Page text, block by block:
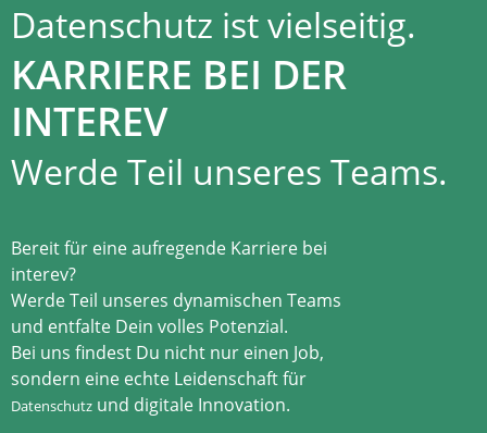
Datenschutz ist vielseitig.
KARRIERE BEI DER
INTEREV
Werde Teil unseres Teams.
Bereit für eine aufregende Karriere bei
interev?
Werde Teil unseres dynamischen Teams
und entfalte Dein volles Potenzial.
Bei uns findest Du nicht nur einen Job,
sondern eine echte Leidenschaft für
Datenschutz und digitale Innovation.